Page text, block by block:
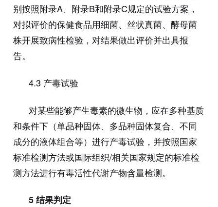
别按照附录A、附录B和附录C规定的试验方案，
对拟评价的保健食品用细菌、丝状真菌、酵母菌
株开展致病性检验，对结果做出评价并出具报
告。
4.3 产毒试验
对某些能够产生毒素的微生物，应在多种基质
和条件下（单品种固体、多品种固体复合、不同
成分的液体组合等）进行产毒试验，并按照国家
标准检测方法或国际组织/相关国家规定的标准检
测方法进行有毒活性代谢产物含量检测。
5结果判定